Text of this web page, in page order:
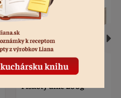
Piškóty bezlepkové 120g